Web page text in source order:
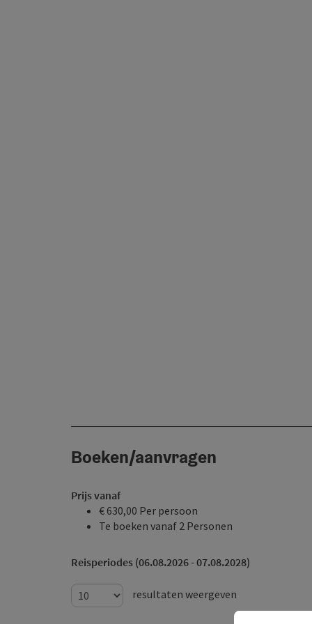
Boeken/aanvragen
Prijs vanaf
€ 630,00 Per persoon
Te boeken vanaf 2 Personen
Reisperiodes (06.08.2026 - 07.08.2028)
resultaten weergeven